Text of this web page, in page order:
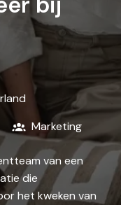
Marketing
van een
die
het kweken van